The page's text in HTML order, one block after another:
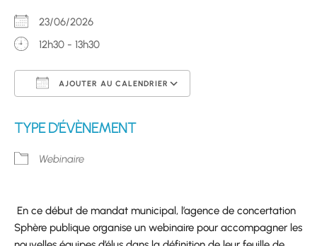
23/06/2026
12h30 - 13h30
AJOUTER AU CALENDRIER
TYPE D’ÉVÈNEMENT
Webinaire
En ce début de mandat municipal, l’agence de concertation
Sphère publique organise un webinaire pour accompagner les